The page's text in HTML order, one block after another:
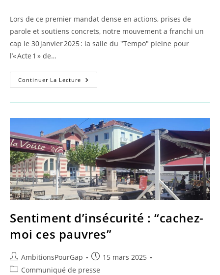
Lors de ce premier mandat dense en actions, prises de
parole et soutiens concrets, notre mouvement a franchi un
cap le 30 janvier 2025 : la salle du "Tempo" pleine pour
l’« Acte 1 » de…
Continuer La Lecture Ambitions
Pour
Donne
Chances
Au
Rassemblement
Des
Forces
Citoyennes
Sentiment d’insécurité : “cachez-
moi ces pauvres”
Auteur/autrice
de
AmbitionsPourGap
Publication
publiée :
15 mars 2025
PostCommuniqué de presse